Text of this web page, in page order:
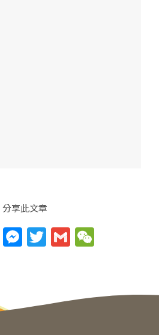
分享此文章
Li M
n
T
er
G
l h